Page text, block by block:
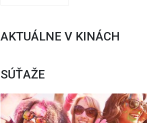
AKTUÁLNE V KINÁCH
SÚŤAŽE